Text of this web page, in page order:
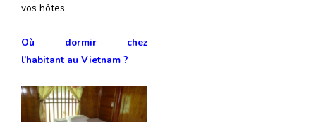
vos hôtes.
Où dormir chez
l’habitant au Vietnam ?